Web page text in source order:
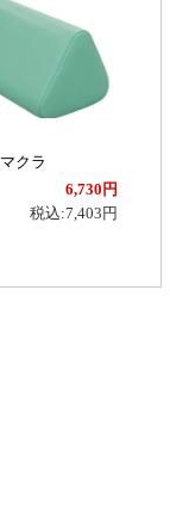
クラ
6,730円
税込:7,403円